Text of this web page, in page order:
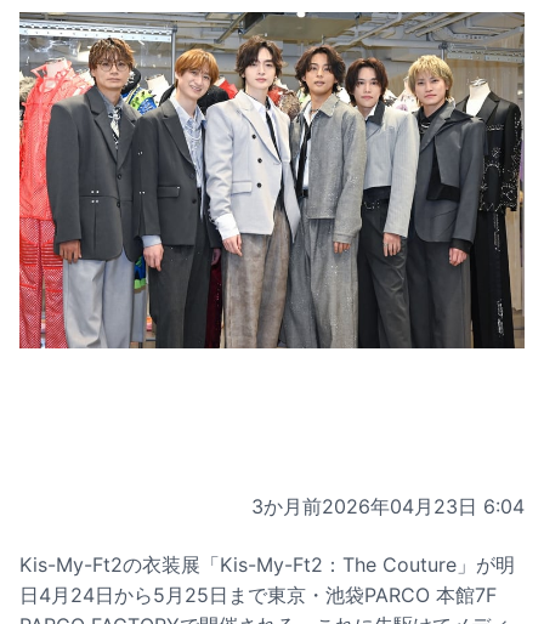
3か月前2026年04月23日 6:04
Kis-My-Ft2の衣装展「Kis-My-Ft2：The Couture」が明
日4月24日から5月25日まで東京・池袋PARCO 本館7F